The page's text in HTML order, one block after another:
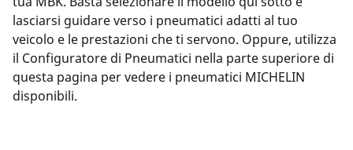
lasciarsi guidare verso i pneumatici adatti al tuo
veicolo e le prestazioni che ti servono. Oppure, utilizza
il Configuratore di Pneumatici nella parte superiore di
questa pagina per vedere i pneumatici MICHELIN
disponibili.